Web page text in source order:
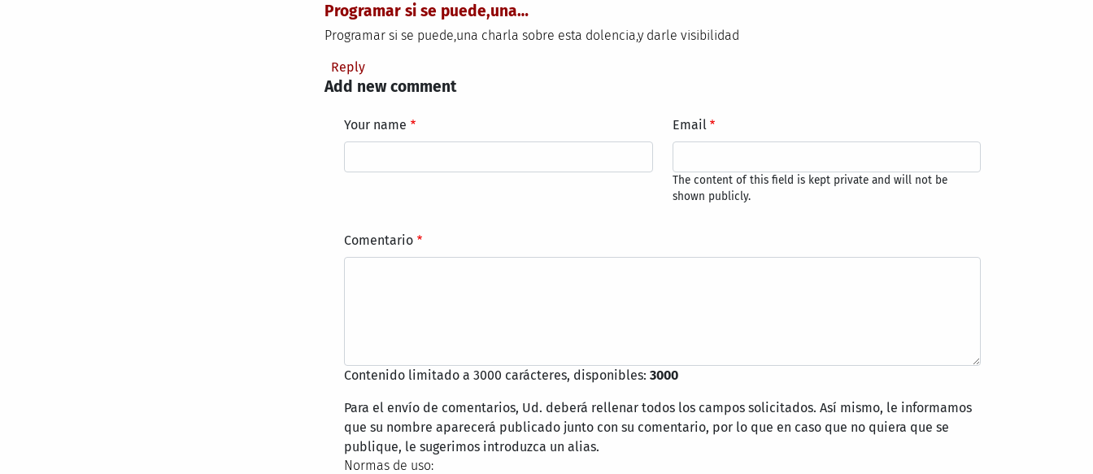
Programar si se puede,una…
Programar si se puede,una charla sobre esta dolencia,y darle visibilidad
Reply
Add new comment
Your name Email
The content of this field is kept private and will not be
shown publicly.
Comentario
Contenido limitado a 3000 carácteres, disponibles: 3000
Para el envío de comentarios, Ud. deberá rellenar todos los campos solicitados. Así mismo, le informamos
que su nombre aparecerá publicado junto con su comentario, por lo que en caso que no quiera que se
publique, le sugerimos introduzca un alias.
Normas de uso: